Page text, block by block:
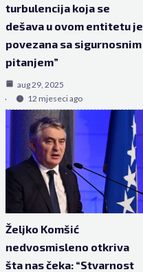
turbulencija koja se
dešava u ovom entitetu je
povezana sa sigurnosnim
pitanjem”
aug 29, 2025
12 mjeseci ago
Željko Komšić
nedvosmisleno otkriva
šta nas čeka: “Stvarnost